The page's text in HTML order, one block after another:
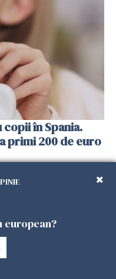
în Spania.
primi 200 de euro
european?